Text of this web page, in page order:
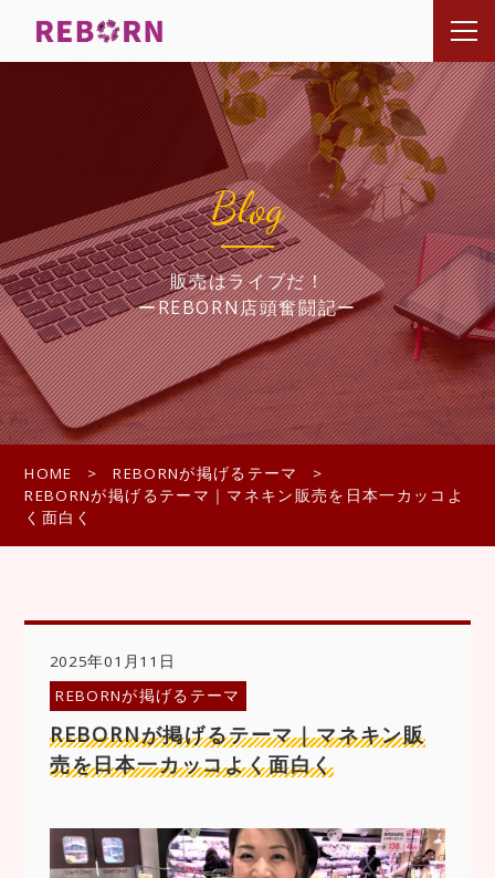
Blog
販売はライブだ！
ーREBORN店頭奮闘記ー
HOME
REBORNが掲げるテーマ
REBORNが掲げるテーマ｜マネキン販売を日本一カッコよ
く面白く
2025年01月11日
REBORNが掲げるテーマ
REBORNが掲げるテーマ｜マネキン販
売を日本一カッコよく面白く